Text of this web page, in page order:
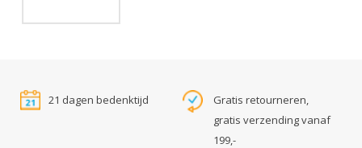
21 dagen bedenktijd
Gratis retourneren,
gratis verzending vanaf
199,-